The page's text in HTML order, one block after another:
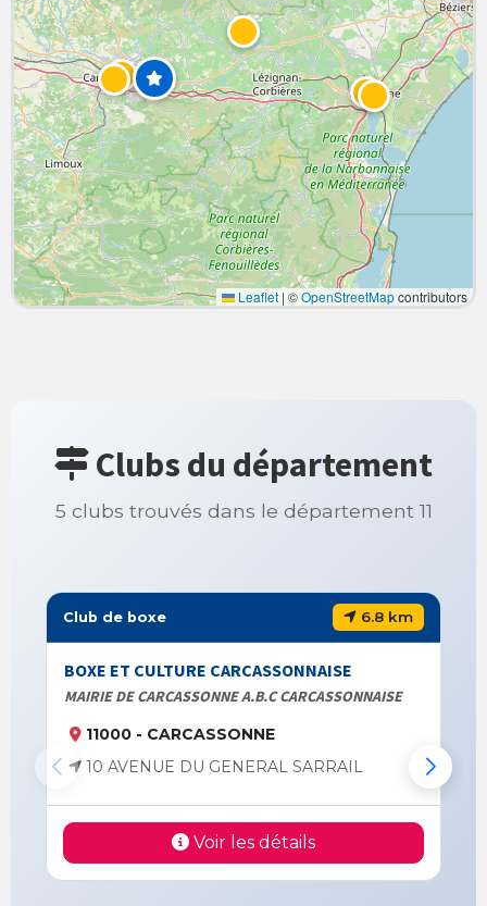
Leaflet | ©OpenStreetMapcontributors
Clubs du département
5 clubs trouvés dans le département 11
Club de boxe 6.8 km
BOXE ET CULTURE CARCASSONNAISE
MAIRIE DE CARCASSONNE A.B.C CARCASSONNAISE
11000 - CARCASSONNE
10 AVENUE DU GENERAL SARRAIL
Voir les détails